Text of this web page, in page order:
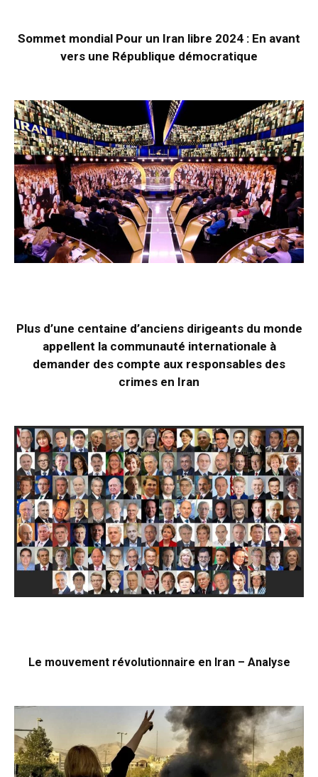
Sommet mondial Pour un Iran libre 2024 : En avant
vers une République démocratique
Plus d’une centaine d’anciens dirigeants du monde
appellent la communauté internationale à
demander des compte aux responsables des
crimes en Iran
Le mouvement révolutionnaire en Iran – Analyse